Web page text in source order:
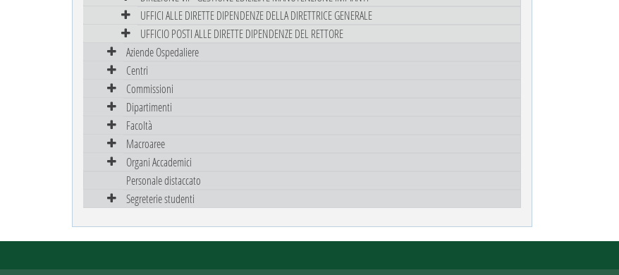
UFFICI ALLE DIRETTE DIPENDENZE DELLA DIRETTRICE GENERALE
UFFICIO POSTI ALLE DIRETTE DIPENDENZE DEL RETTORE
Aziende Ospedaliere
Centri
Commissioni
Dipartimenti
Facoltà
Macroaree
Organi Accademici
Personale distaccato
Segreterie studenti